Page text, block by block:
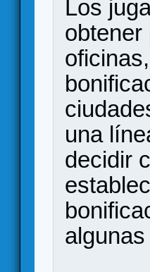
Los
obtener
una
decidir